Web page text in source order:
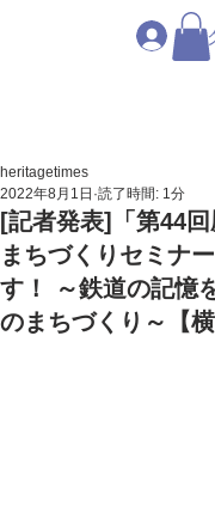
ロ
[記者発表]「第44
まちづくりセミナ
す！ ～鉄道の記憶
のまちづくり～【横
heritagetimes
2022年8月1日 読了時間: 1分